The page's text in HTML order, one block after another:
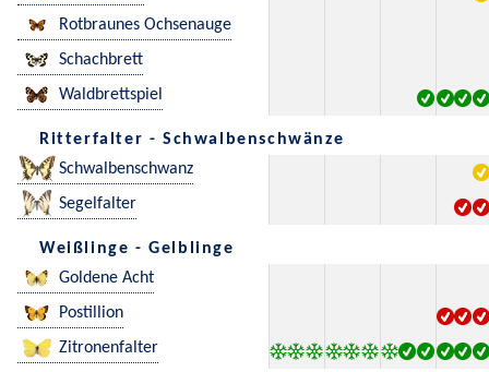
Rotbraunes Ochsenauge
Schachbrett
Waldbrettspiel
Ritterfalter - Schwalbenschwänze
Schwalbenschwanz
Segelfalter
Weißlinge - Gelblinge
Goldene Acht
Postillion
Zitronenfalter